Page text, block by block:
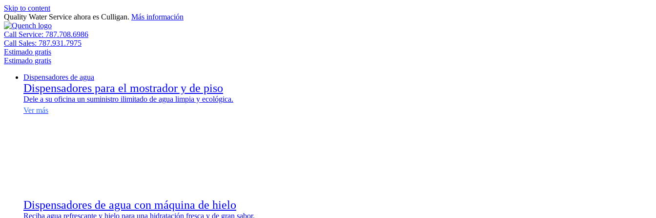
Skip to content
Quality Water Service ahora es Culligan. Más información
Call Service: 787.708.6986
Call Sales: 787.931.7975
Estimado gratis
Estimado gratis
Dispensadores de agua
Dispensadores para el mostrador y de piso
Dele a su oficina un suministro ilimitado de agua limpia y ecológica.
Ver más
Dispensadores de agua con máquina de hielo
Reciba agua refrescante y hielo para una hidratación fresca y de gran sabor.